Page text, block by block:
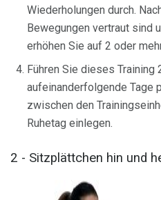
Wiederholungen durch.
Bewegungen vertraut sind
erhöhen Sie auf 2 oder
Führen Sie dieses Training
aufeinanderfolgende Tage
zwischen den
Ruhetag einlegen.
2 - Sitzplättchen hin und